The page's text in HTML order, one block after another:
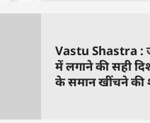
Vastu Shastra :
में लगाने की सही
के समान खींचने की